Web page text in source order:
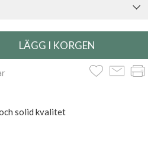
solid kvalitet